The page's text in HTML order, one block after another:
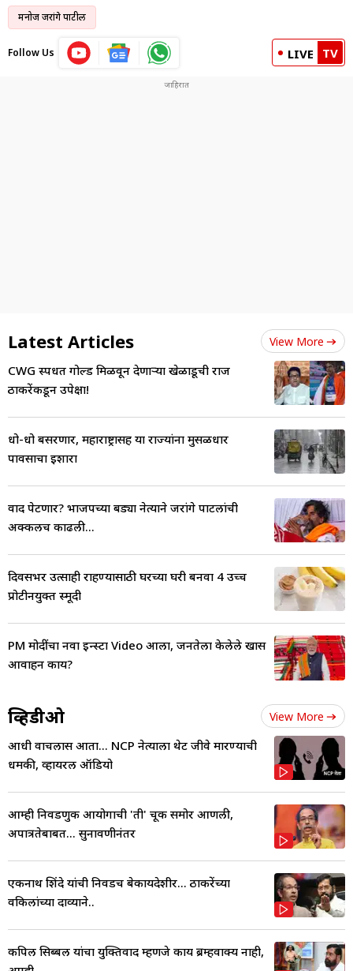
मनोज जरांगे पाटील
Follow Us LIVE TV
Latest Articles View More
CWG स्पर्धेत गोल्ड मिळवून देणाऱ्या खेळाडूची राज
ठाकरेंकडून उपेक्षा!
धो-धो बसरणार, महाराष्ट्रासह या राज्यांना मुसळधार
पावसाचा इशारा
वाद पेटणार? भाजपच्या बड्या नेत्याने जरांगे पाटलांची
अक्कलच काढली...
दिवसभर उत्साही राहण्यासाठी घरच्या घरी बनवा 4 उच्च
प्रोटीनयुक्त स्मूदी
PM मोदींचा नवा इन्स्टा Video आला, जनतेला केलेले खास
आवाहन काय?
व्हिडीओ View More
आधी वाचलास आता... NCP नेत्याला थेट जीवे मारण्याची
धमकी, व्हायरल ऑडियो
आम्ही निवडणुक आयोगाची 'ती' चूक समोर आणली,
अपात्रतेबाबत... सुनावणीनंतर
एकनाथ शिंदे यांची निवडच बेकायदेशीर... ठाकरेंच्या
वकिलांच्या दाव्याने..
कपिल सिब्बल यांचा युक्तिवाद म्हणजे काय ब्रम्हवाक्य नाही,